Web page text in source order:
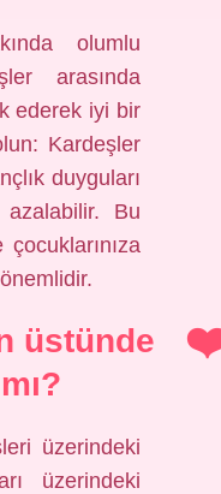
olumlu
arasında
ederek iyi bir
Kardeşler
duyguları
Bu
üstünde
üzerindeki
üzerindeki